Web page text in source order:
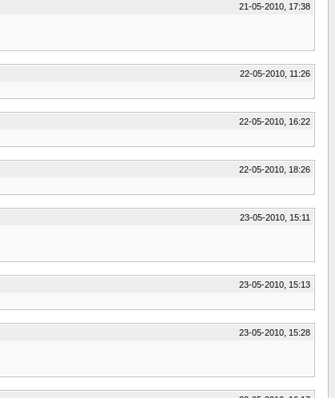
21-05-2010, 17:38
22-05-2010, 11:26
22-05-2010, 16:22
22-05-2010, 18:26
23-05-2010, 15:11
23-05-2010, 15:13
23-05-2010, 15:28